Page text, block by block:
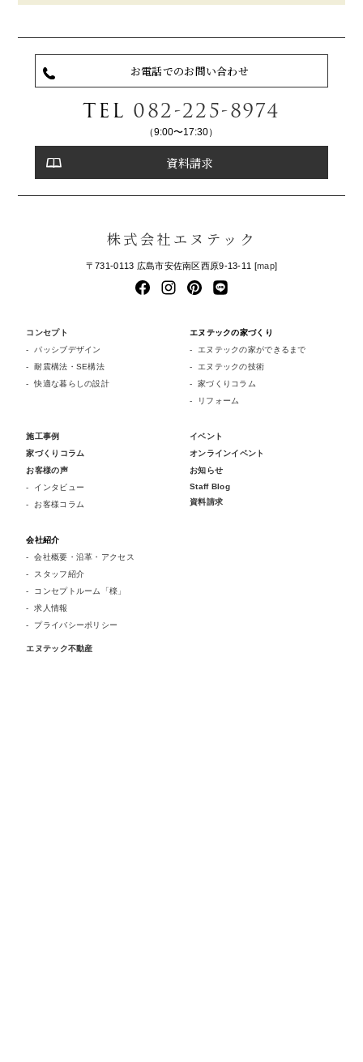
お電話でのお問い合わせ
TEL 082-225-8974
（9:00〜17:30）
資料請求
株式会社エヌテック
〒731-0113 広島市安佐南区西原9-13-11 [map]
コンセプト
パッシブデザイン
耐震構法・SE構法
快適な暮らしの設計
エヌテックの家づくり
エヌテックの家ができるまで
エヌテックの技術
家づくりコラム
リフォーム
施工事例
家づくりコラム
お客様の声
インタビュー
お客様コラム
イベント
オンラインイベント
お知らせ
Staff Blog
資料請求
会社紹介
会社概要・沿革・アクセス
スタッフ紹介
コンセプトルーム「檪」
求人情報
プライバシーポリシー
エヌテック不動産